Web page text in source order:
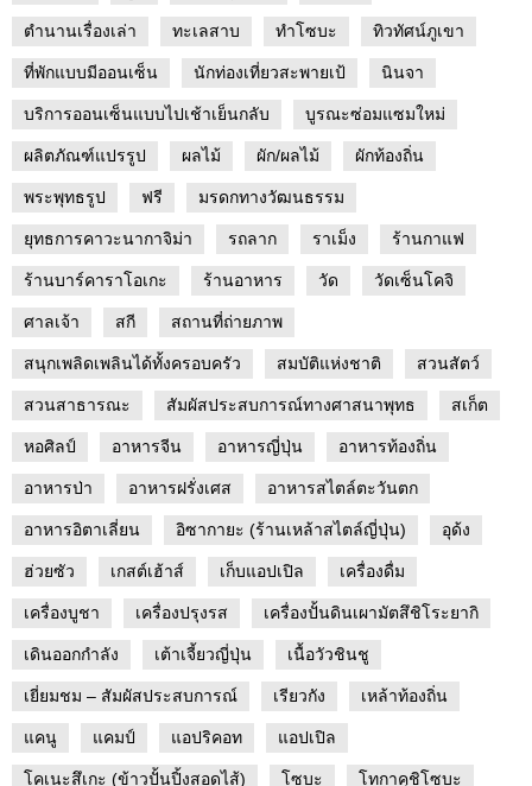
ตำนานเรื่องเล่า ทะเลสาบ ทำโซบะ ทิวทัศน์ภูเขา
ที่พักแบบมีออนเซ็น นักท่องเที่ยวสะพายเป้ นินจา
บริการออนเซ็นแบบไปเช้าเย็นกลับ บูรณะซ่อมแซมใหม่
ผลิตภัณฑ์แปรรูป ผลไม้ ผัก/ผลไม้ ผักท้องถิ่น
พระพุทธรูป ฟรี มรดกทางวัฒนธรรม
ยุทธการคาวะนากาจิม่า รถลาก ราเม็ง ร้านกาแฟ
ร้านบาร์คาราโอเกะ ร้านอาหาร วัด วัดเซ็นโคจิ
ศาลเจ้า สกี สถานที่ถ่ายภาพ
สนุกเพลิดเพลินได้ทั้งครอบครัว สมบัติแห่งชาติ สวนสัตว์
สวนสาธารณะ สัมผัสประสบการณ์ทางศาสนาพุทธ สเก็ต
หอศิลป์ อาหารจีน อาหารญี่ปุ่น อาหารท้องถิ่น
อาหารป่า อาหารฝรั่งเศส อาหารสไตล์ตะวันตก
อาหารอิตาเลี่ยน อิซากายะ (ร้านเหล้าสไตล์ญี่ปุ่น) อุด้ง
ฮ่วยซัว เกสต์เฮ้าส์ เก็บแอปเปิล เครื่องดื่ม
เครื่องบูชา เครื่องปรุงรส เครื่องปั้นดินเผามัตสึชิโระยากิ
เดินออกกำลัง เต้าเจี้ยวญี่ปุ่น เนื้อวัวชินชู
เยี่ยมชม – สัมผัสประสบการณ์ เรียวกัง เหล้าท้องถิ่น
แคนู แคมป์ แอปริคอท แอปเปิล
โคเนะสึเกะ (ข้าวปั้นปิ้งสอดไส้) โซบะ โทกาคุชิโซบะ